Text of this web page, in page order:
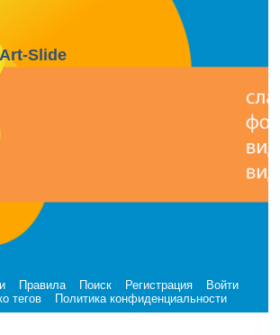
Art-Slide
Правила Поиск Регистрация
Войти
тегов Политика конфиденциальности